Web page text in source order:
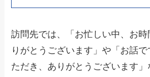
訪問先では、「お忙しい中、お
りがとうございます」や「お話
ただき、ありがとうございます